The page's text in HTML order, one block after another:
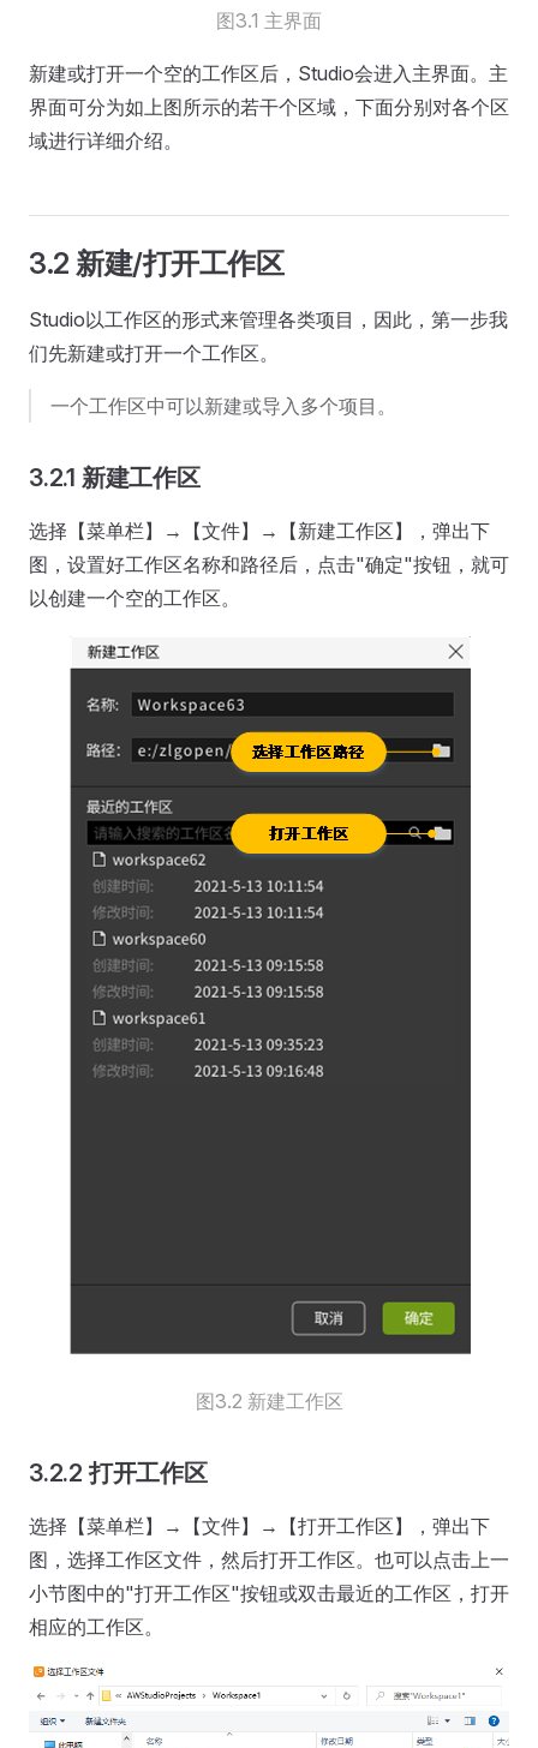
图3.1 主界面
新建或打开一个空的工作区后，Studio会进入主界面。主
界面可分为如上图所示的若干个区域，下面分别对各个区
域进行详细介绍。
3.2 新建/打开工作区
Studio以工作区的形式来管理各类项目，因此，第一步我
们先新建或打开一个工作区。
一个工作区中可以新建或导入多个项目。
3.2.1 新建工作区
选择【菜单栏】→【文件】→【新建工作区】，弹出下
图，设置好工作区名称和路径后，点击"确定"按钮，就可
以创建一个空的工作区。
图3.2 新建工作区
3.2.2 打开工作区
选择【菜单栏】→【文件】→【打开工作区】，弹出下
图，选择工作区文件，然后打开工作区。也可以点击上一
小节图中的"打开工作区"按钮或双击最近的工作区，打开
相应的工作区。